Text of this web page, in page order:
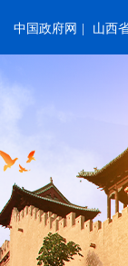
中国政府网 山西